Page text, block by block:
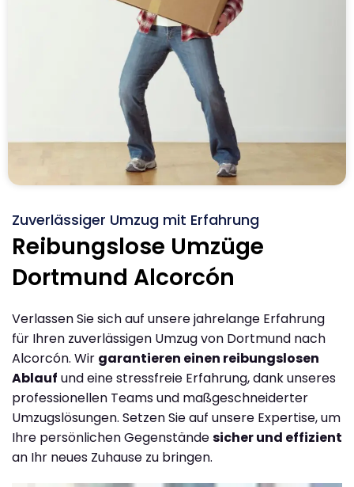
Zuverlässiger Umzug mit Erfahrung
Reibungslose Umzüge
Dortmund Alcorcón
Verlassen Sie sich auf unsere jahrelange Erfahrung
für Ihren zuverlässigen Umzug von Dortmund nach
Alcorcón. Wir garantieren einen reibungslosen
Ablauf und eine stressfreie Erfahrung, dank unseres
professionellen Teams und maßgeschneiderter
Umzugslösungen. Setzen Sie auf unsere Expertise, um
Ihre persönlichen Gegenständesicher und effizient
an Ihr neues Zuhause zu bringen.